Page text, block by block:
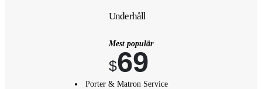
Underhåll
Mest populär
$69
Porter & Matron Service